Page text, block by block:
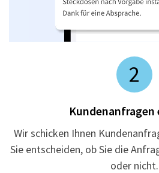
2
Kundenanfragen
Wir schicken Ihnen
Sie entscheiden, ob Sie die
oder nicht.